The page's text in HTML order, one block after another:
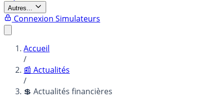
Autres...
Connexion Simulateurs
Accueil
/
📰 Actualités
/
💲 Actualités financières